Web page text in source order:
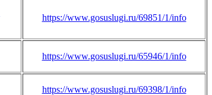
https://www.gosuslugi.ru/69851/1/info
https://www.gosuslugi.ru/65946/1/info
https://www.gosuslugi.ru/69398/1/info